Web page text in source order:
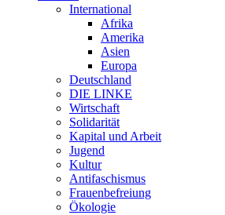
International
Afrika
Amerika
Asien
Europa
Deutschland
DIE LINKE
Wirtschaft
Solidarität
Kapital und Arbeit
Jugend
Kultur
Antifaschismus
Frauenbefreiung
Ökologie